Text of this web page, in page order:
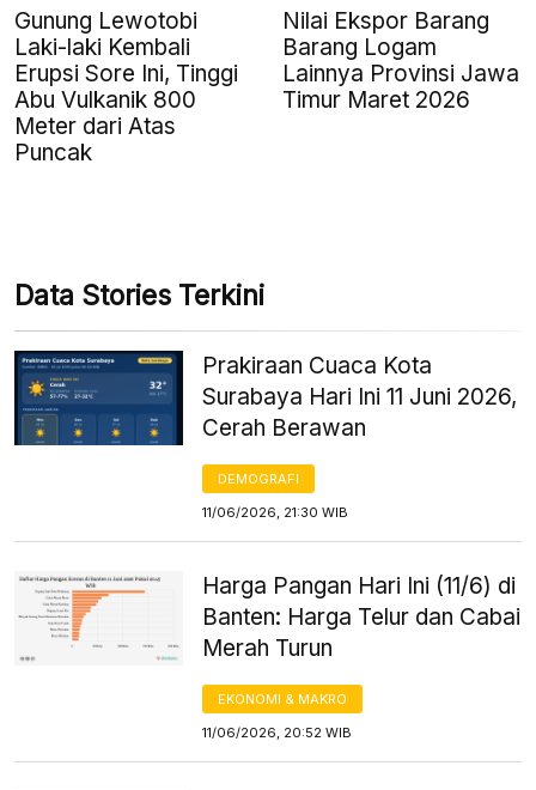
Gunung Lewotobi
Laki-laki Kembali
Erupsi Sore Ini, Tinggi
Abu Vulkanik 800
Meter dari Atas
Puncak
Nilai Ekspor Barang
Barang Logam
Lainnya Provinsi Jawa
Timur Maret 2026
Data Stories Terkini
Prakiraan Cuaca Kota
Surabaya Hari Ini 11 Juni 2026,
Cerah Berawan
DEMOGRAFI
11/06/2026, 21:30 WIB
Harga Pangan Hari Ini (11/6) di
Banten: Harga Telur dan Cabai
Merah Turun
EKONOMI & MAKRO
11/06/2026, 20:52 WIB